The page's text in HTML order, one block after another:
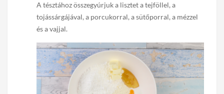
A tésztához összegyúrjuk a lisztet a tejföllel, a
tojássárgájával, a porcukorral, a sütőporral, a mézzel
és a vajjal.